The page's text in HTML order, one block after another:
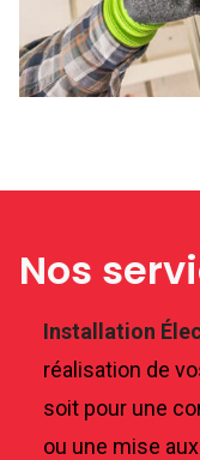
Nos
Installation
réalisation de
soit pour une
ou une mise